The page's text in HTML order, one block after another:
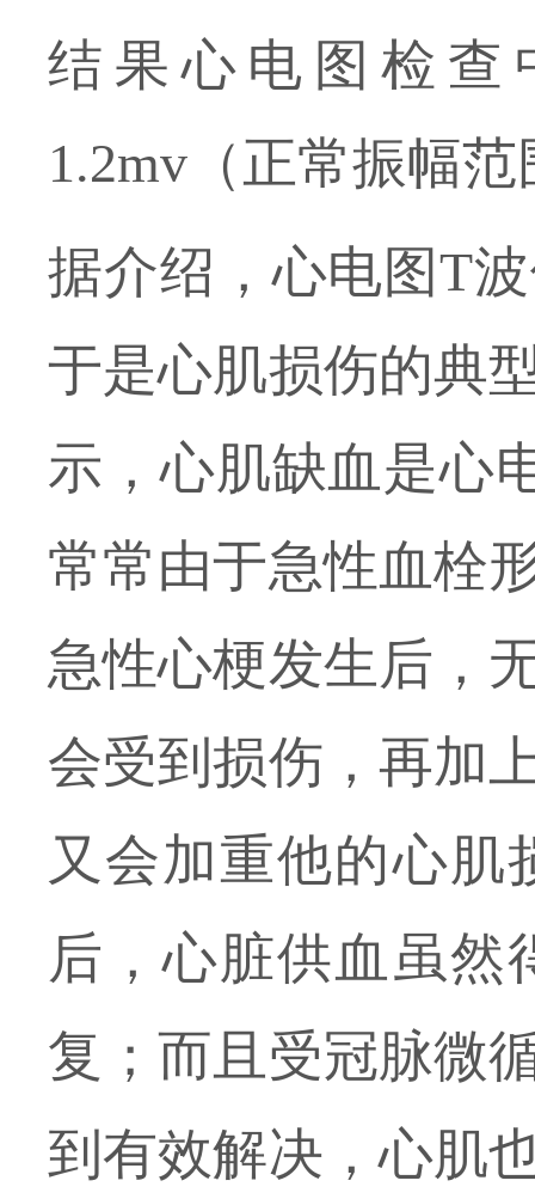
结果心电图检
1.2mv （正常振幅
据介绍，心电图T
于是心肌损伤的典
示，心肌缺血是心
常常由于急性血栓
急性心梗发生后，
会受到损伤，再加
又会加重他的心肌
后，心脏供血虽然
复；而且受冠脉微
到有效解决，心肌